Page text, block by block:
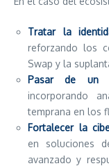
Tratar la
reforzando los
Swap y la
Pasar de un
incorporando
temprana en los
Fortalecer la
en soluciones
avanzado y